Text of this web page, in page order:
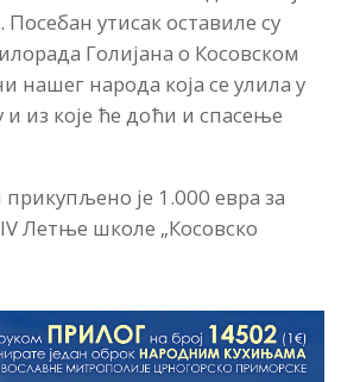
утисак оставиле су
Голијана о Косовском
нашег народа која се улила у
и из које ће доћи и спасење
је 1.000 евра за
Летње школе „Косовско